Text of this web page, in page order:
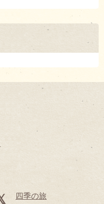
四季の旅